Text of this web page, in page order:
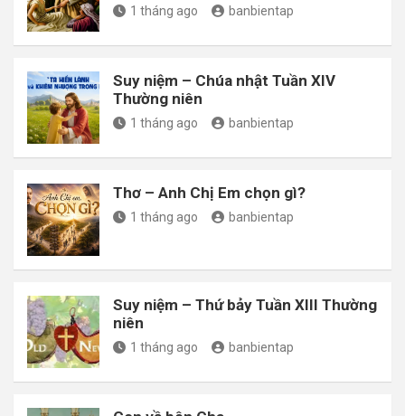
1 tháng ago banbientap
Suy niệm – Chúa nhật Tuần XIV
Thường niên
1 tháng ago banbientap
Thơ – Anh Chị Em chọn gì?
1 tháng ago banbientap
Suy niệm – Thứ bảy Tuần XIII Thường
niên
1 tháng ago banbientap